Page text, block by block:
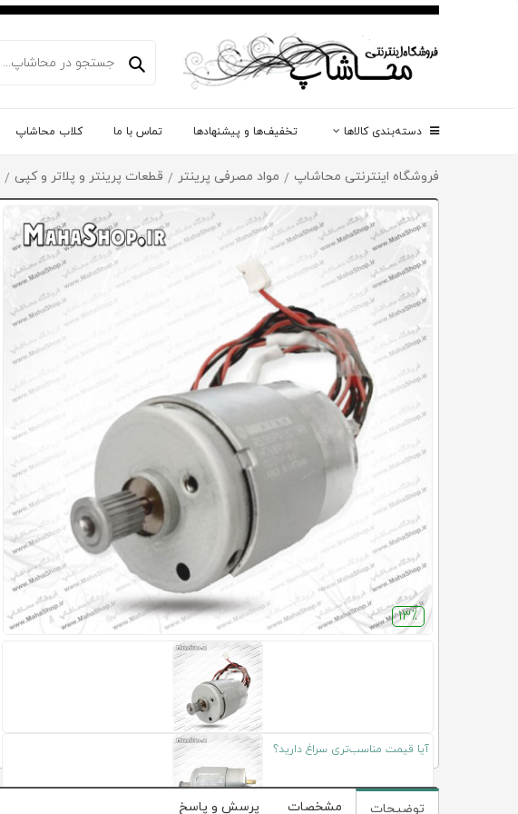
دسته‌بندی کالاها تخفیف‌ها و پیشنهادها تماس با ما کلاب محاشاپ
فروشگاه اینترنتی محاشاپ / مواد مصرفی پرینتر / قطعات پرینتر و پلاتر و کپی /
13٪
آیا قیمت مناسب‌تری سراغ دارید؟
توضیحات مشخصات پرسش و پاسخ